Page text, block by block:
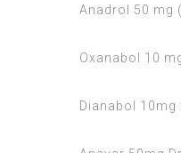
Anadrol 50 mg
Oxanabol 10
Dianabol 10mg